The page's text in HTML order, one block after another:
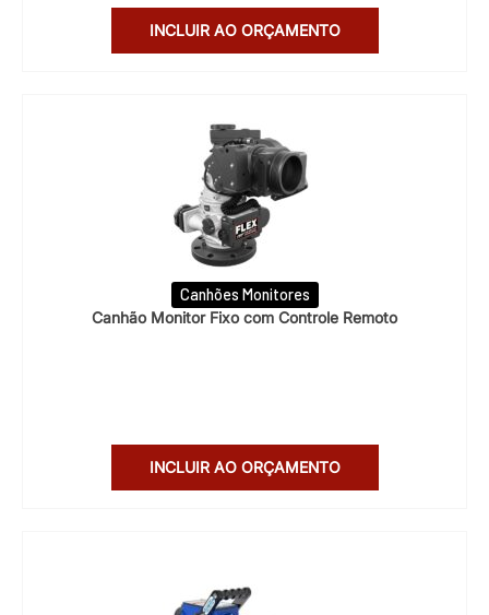
INCLUIR AO ORÇAMENTO
Canhões Monitores
Canhão Monitor Fixo com Controle Remoto
INCLUIR AO ORÇAMENTO